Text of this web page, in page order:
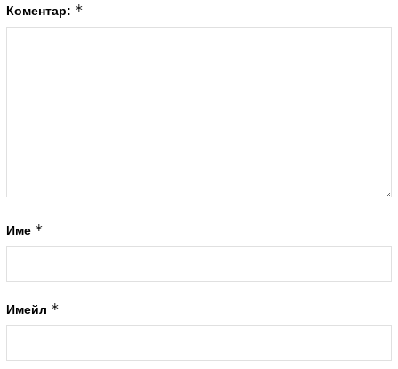
Коментар: *
Име *
Имейл *